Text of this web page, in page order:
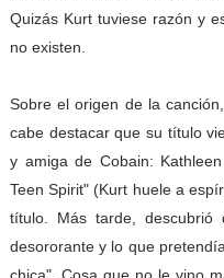
Quizás Kurt tuviese razón y
no existen.
Sobre el origen de la
cabe destacar que su título
y amiga de Cobain:
Teen Spirit" (Kurt huele a
título. Más tarde,
desororante y lo que